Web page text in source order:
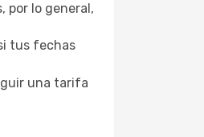
por lo general,
tus fechas
una tarifa